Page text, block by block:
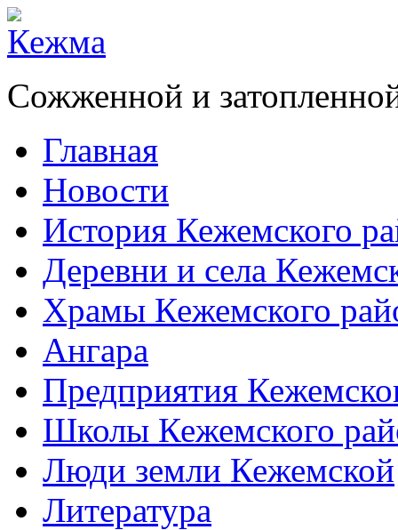
Сожженной и
Главная
Новости
История Кежемского
Деревни и села
Храмы Кежемского
Ангара
Предприятия
Школы Кежемского
Люди земли Кежемской
Литература